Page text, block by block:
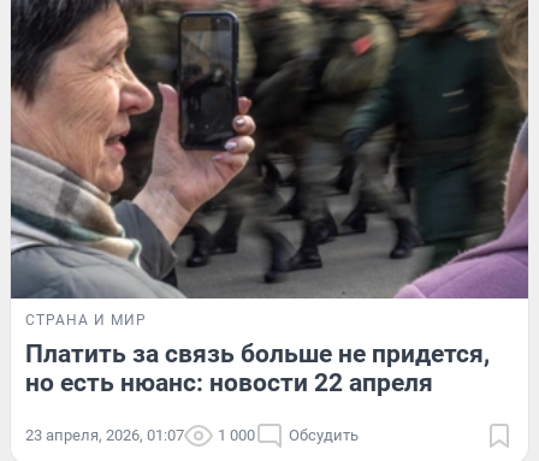
СТРАНА И МИР
Платить за связь больше не придется,
но есть нюанс: новости 22 апреля
23 апреля, 2026, 01:07 1 000 Обсудить